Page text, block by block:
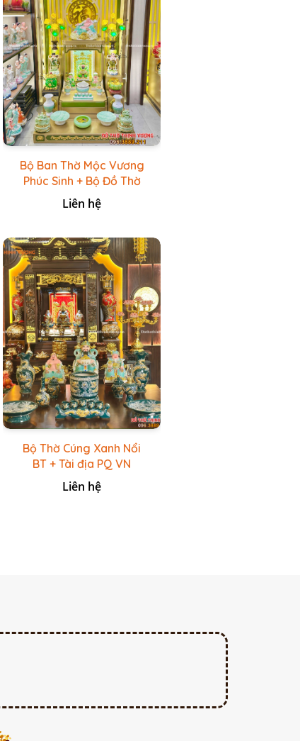
Bộ Ban Thờ Mộc Vương
Phúc Sinh + Bộ Đồ Thờ
Xanh Đá HR
Liên hệ
Bộ Thờ Cúng Xanh Nổi
BT + Tài địa PQ VN
Xanh Lục
Liên hệ